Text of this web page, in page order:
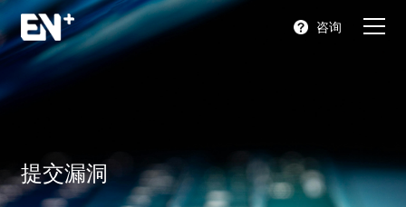
充电解决方案
咨询
提交漏洞